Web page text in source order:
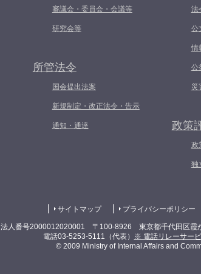
審議会・委員会・会議等
研究会等
所管法令
国会提出法案
新規制定・改正法令・告示
通知・通達
法
公
情
公
災
政策
政
独
サイトマップ プライバシーポリシー
法人番号2000012020001 〒100-8926 東京都千代田区霞
電話03-5253-5111（代表）
※ 電話リレーサー
© 2009 Ministry of Internal Affairs and